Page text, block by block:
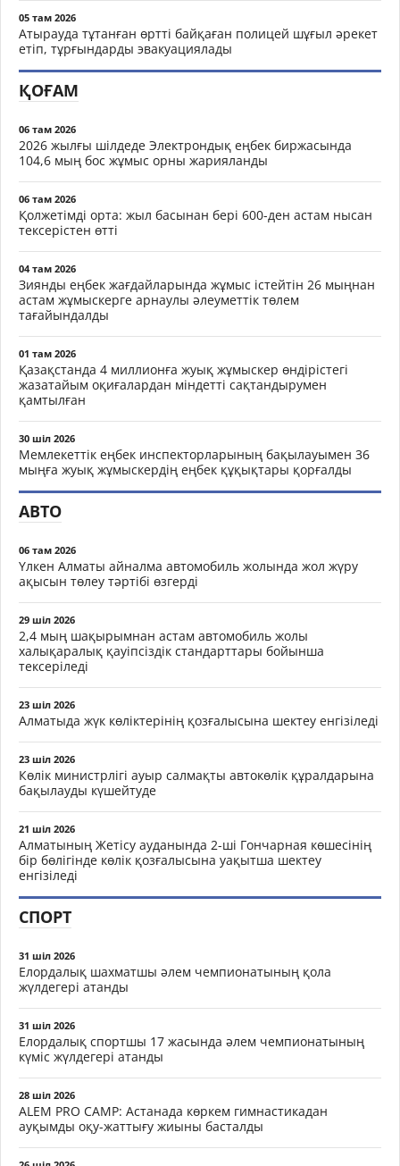
05 там 2026
Атырауда тұтанған өртті байқаған полицей шұғыл әрекет
етіп, тұрғындарды эвакуациялады
ҚОҒАМ
06 там 2026
2026 жылғы шілдеде Электрондық еңбек биржасында
104,6 мың бос жұмыс орны жарияланды
06 там 2026
Қолжетімді орта: жыл басынан бері 600-ден астам нысан
тексерістен өтті
04 там 2026
Зиянды еңбек жағдайларында жұмыс істейтін 26 мыңнан
астам жұмыскерге арнаулы әлеуметтік төлем
тағайындалды
01 там 2026
Қазақстанда 4 миллионға жуық жұмыскер өндірістегі
жазатайым оқиғалардан міндетті сақтандырумен
қамтылған
30 шіл 2026
Мемлекеттік еңбек инспекторларының бақылауымен 36
мыңға жуық жұмыскердің еңбек құқықтары қорғалды
АВТО
06 там 2026
Үлкен Алматы айналма автомобиль жолында жол жүру
ақысын төлеу тәртібі өзгерді
29 шіл 2026
2,4 мың шақырымнан астам автомобиль жолы
халықаралық қауіпсіздік стандарттары бойынша
тексеріледі
23 шіл 2026
Алматыда жүк көліктерінің қозғалысына шектеу енгізіледі
23 шіл 2026
Көлік министрлігі ауыр салмақты автокөлік құралдарына
бақылауды күшейтуде
21 шіл 2026
Алматының Жетісу ауданында 2-ші Гончарная көшесінің
бір бөлігінде көлік қозғалысына уақытша шектеу
енгізіледі
СПОРТ
31 шіл 2026
Елордалық шахматшы әлем чемпионатының қола
жүлдегері атанды
31 шіл 2026
Елордалық спортшы 17 жасында әлем чемпионатының
күміс жүлдегері атанды
28 шіл 2026
ALEM PRO CAMP: Астанада көркем гимнастикадан
ауқымды оқу-жаттығу жиыны басталды